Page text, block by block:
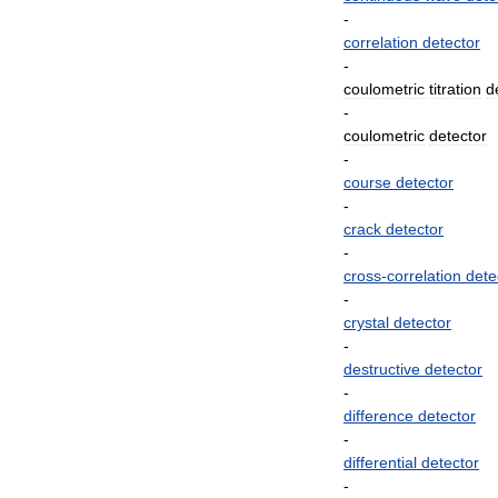
-
correlation detector
-
coulometric titration
-
coulometric detector
-
course detector
-
crack detector
-
cross-correlation
-
crystal detector
-
destructive detector
-
difference detector
-
differential detector
-